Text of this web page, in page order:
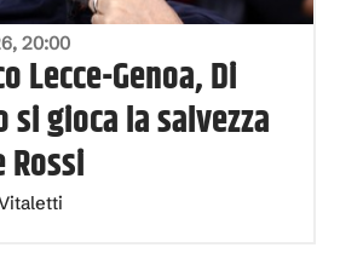
20:00
Lecce-Genoa, Di
si gioca la salvezza